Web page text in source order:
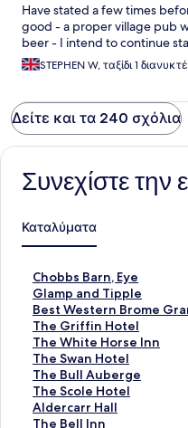
Have stated a few times
good - a proper village pub
beer - I intend to continue
STEPHEN W, ταξίδι 1
Δείτε και τα 240 σχόλια
Συνεχίστε την
Καταλύματα
Chobbs Barn, Eye
Σ
τ
ά
ν
τ
α
ρ
Σ
ύ
ν
Glamp and Tipple
Σ
τ
ά
ν
τ
α
ρ
Σ
ύ
Best Western Brome
Σ
τ
ά
ν
τ
α
ρ
Σ
The Griffin Hotel
Σ
τ
ά
ν
τ
α
ρ
The White Horse Inn
Σ
τ
ά
ν
τ
α
The Swan Hotel
Σ
τ
ά
ν
τ
The Bull Auberge
Σ
τ
ά
ν
The Scole Hotel
Σ
τ
ά
Aldercarr Hall
Σ
τ
The Bell Inn
Σ